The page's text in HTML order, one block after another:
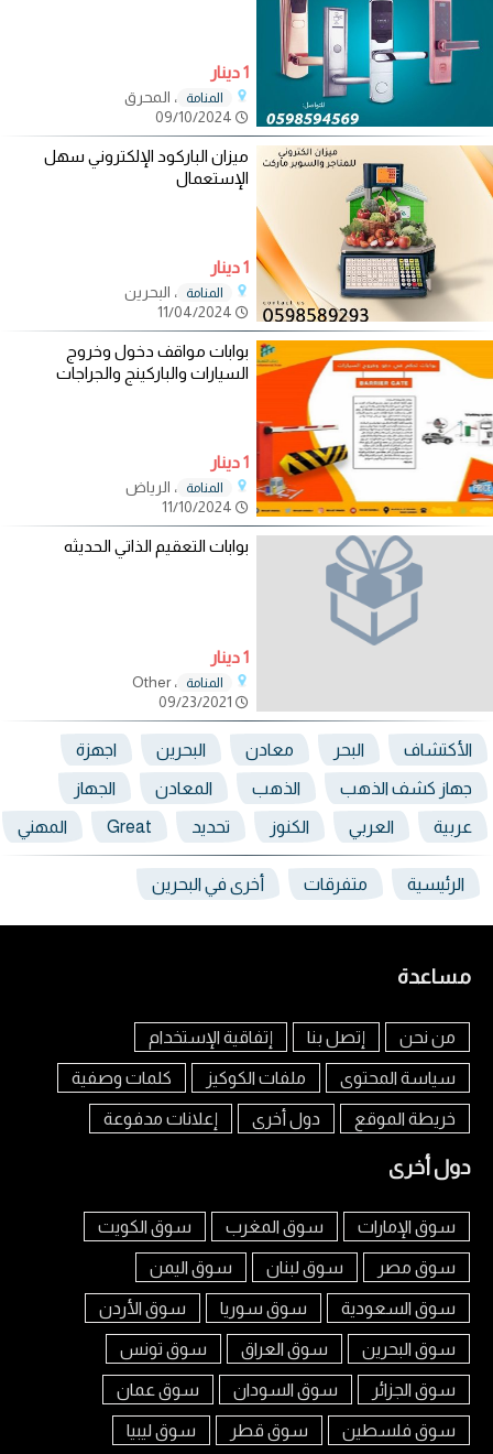
1 دينار
المنامة
، المحرق
ميزان الباركود الإلكتروني سهل
الإستعمال
1 دينار
المنامة
، البحرين
بوابات مواقف دخول وخروج
السيارات والباركينج والجراجات
1 دينار
المنامة
، الرياض
بوابات التعقيم الذاتي الحديثه
1 دينار
المنامة
، Other
الأكتشاف البحر معادن البحرين اجهزة
جهاز كشف الذهب الذهب المعادن الجهاز
عربية العربي الكنوز تحديد Great المهني
الرئيسية متفرقات أخرى في البحرين
مساعدة
من نحن إتصل بنا إتفاقية الإستخدام
سياسة المحتوى ملفات الكوكيز كلمات وصفية
خريطة الموقع دول أخرى إعلانات مدفوعة
دول أخرى
سوق الإمارات سوق المغرب سوق الكويت
سوق مصر سوق لبنان سوق اليمن
سوق السعودية سوق سوريا سوق الأردن
سوق البحرين سوق العراق سوق تونس
سوق الجزائر سوق السودان سوق عمان
سوق فلسطين سوق قطر سوق ليبيا